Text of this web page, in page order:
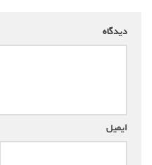
دیدگاه
ایمیل